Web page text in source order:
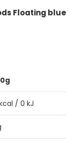
Floating blue
/ 0 kJ